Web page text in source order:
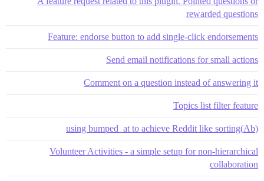
rewarded questions
Feature: endorse button to add single-click endorsements
Send email notifications for small actions
Comment on a question instead of answering it
Topics list filter feature
(Ab)using bumped_at to achieve Reddit like sorting
Volunteer Activities - a simple setup for non-hierarchical
collaboration